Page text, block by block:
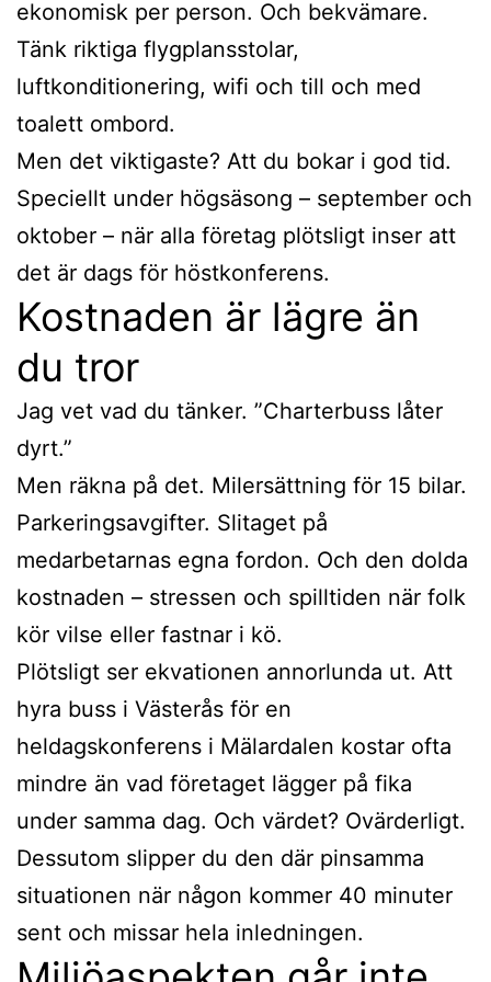
ekonomisk per person. Och bekvämare.
Tänk riktiga flygplansstolar,
luftkonditionering, wifi och till och med
toalett ombord.
Men det viktigaste? Att du bokar i god tid.
Speciellt under högsäsong – september och
oktober – när alla företag plötsligt inser att
det är dags för höstkonferens.
Kostnaden är lägre än
du tror
Jag vet vad du tänker. ”Charterbuss låter
dyrt.”
Men räkna på det. Milersättning för 15 bilar.
Parkeringsavgifter. Slitaget på
medarbetarnas egna fordon. Och den dolda
kostnaden – stressen och spilltiden när folk
kör vilse eller fastnar i kö.
Plötsligt ser ekvationen annorlunda ut. Att
hyra buss i Västerås för en
heldagskonferens i Mälardalen kostar ofta
mindre än vad företaget lägger på fika
under samma dag. Och värdet? Ovärderligt.
Dessutom slipper du den där pinsamma
situationen när någon kommer 40 minuter
sent och missar hela inledningen.